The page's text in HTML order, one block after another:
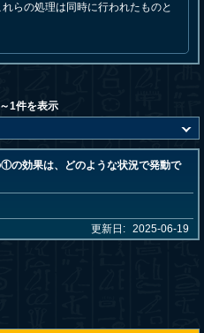
らの処理は同時に行われたものと
1件を表示
の効果は、どのような状況で発動で
更新日: 2025-06-19